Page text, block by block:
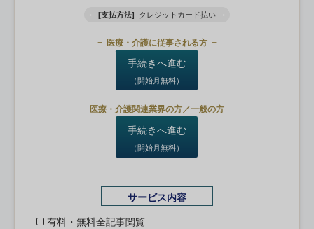
[支払方法] クレジットカード払い
医療・介護に従事される方
手続きへ進む
（開始月無料）
医療・介護関連業界の方／一般の方
手続きへ進む
（開始月無料）
サービス内容
有料・無料全記事閲覧